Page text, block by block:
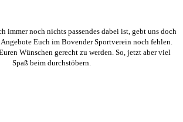
immer noch nichts passendes dabei ist, gebt uns doch
Euch im Bovender Sportverein noch fehlen.
Wünschen gerecht zu werden. So, jetzt aber viel
Spaß beim durchstöbern.